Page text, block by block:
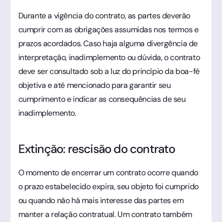
Durante a vigência do contrato, as partes deverão
cumprir com as obrigações assumidas nos termos e
prazos acordados. Caso haja alguma divergência de
interpretação, inadimplemento ou dúvida, o contrato
deve ser consultado sob a luz do princípio da boa-fé
objetiva e até mencionado para garantir seu
cumprimento e indicar as consequências de seu
inadimplemento.
Extinção: rescisão do contrato
O momento de encerrar um contrato ocorre quando
o prazo estabelecido expira, seu objeto foi cumprido
ou quando não há mais interesse das partes em
manter a relação contratual. Um contrato também